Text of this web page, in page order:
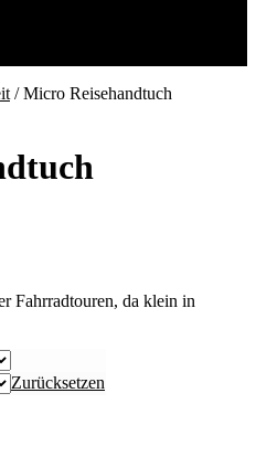
/Micro Reisehandtuch
Fahrradtouren, da klein in
Zurücksetzen